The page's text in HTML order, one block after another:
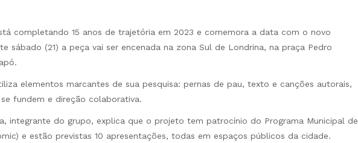
completando 15 anos de trajetória em 2023 e comemora a data com o novo
sábado (21) a peça vai ser encenada na zona Sul de Londrina, na praça Pedro
elementos marcantes de sua pesquisa: pernas de pau, texto e canções autorais,
fundem e direção colaborativa.
integrante do grupo, explica que o projeto tem patrocínio do Programa Municipal de
e estão previstas 10 apresentações, todas em espaços públicos da cidade.